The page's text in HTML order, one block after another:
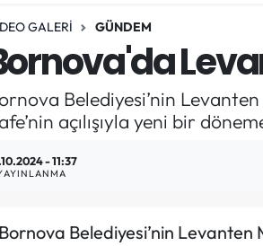
GALERI GÜNDEM
Belediyesi’nin
açılışıyla yeni bir
- 11:37
Bornova Belediyesi’nin Levanten